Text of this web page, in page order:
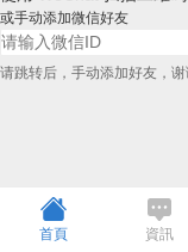
或手动添加微信好友
请跳转后，手动添加好友，
首頁 資訊